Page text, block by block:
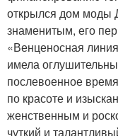
открылся дом моды
знаменитым, его
«Венценосная
имела
послевоенное
по красоте и
женственным и
чуткий и